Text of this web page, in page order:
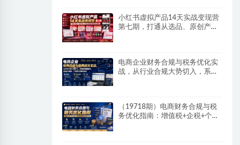
小红书虚拟产品14天实战变现营
第七期，打通从选品、原创产
电商企业财务合规与税务优化实
战，从行业合规大势切入，系统
（19718期）电商财务合规与税
务优化指南：增值税+企税+个税